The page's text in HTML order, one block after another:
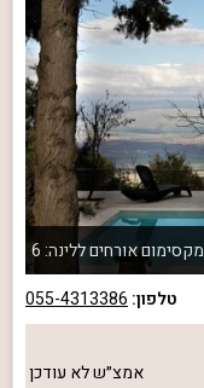
מקסימום אורחים ללינה: 6
טלפון: 055-4313386
אמצ״שלא עודכן